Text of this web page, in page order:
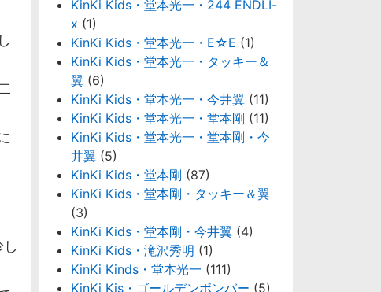
KinKi Kids・堂本光一・244 ENDLI-
x (1)
KinKi Kids・堂本光一・E☆E (1)
KinKi Kids・堂本光一・タッキー＆
翼 (6)
KinKi Kids・堂本光一・今井翼 (11)
KinKi Kids・堂本光一・堂本剛 (11)
KinKi Kids・堂本光一・堂本剛・今
井翼 (5)
KinKi Kids・堂本剛 (87)
KinKi Kids・堂本剛・タッキー＆翼
(3)
KinKi Kids・堂本剛・今井翼 (4)
KinKi Kids・滝沢秀明 (1)
KinKi Kinds・堂本光一 (111)
KinKi Kis・ゴールデンボンバー (5)